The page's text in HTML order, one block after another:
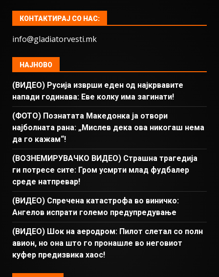
КОНТАКТИРАЈ СО НАС:
info@gladiatorvesti.mk
НАЈНОВО
(ВИДЕО) Русија изврши еден од најкрвавите
напади годинава: Еве колку има загинати!
(ФОТО) Познатата Македонка ја отвори
најболната рана: „Мислев дека ова никогаш нема
да го кажам“!
(ВОЗНЕМИРУВАЧКО ВИДЕО) Страшна трагедија
ги потресе сите: Гром усмрти млад фудбалер
среде натпревар!
(ВИДЕО) Спречена катастрофа во виничко:
Ангелов испрати големо предупредување
(ВИДЕО) Шок на аеродром: Пилот слетал со полн
авион, но она што го пронашле во неговиот
куфер предизвика хаос!